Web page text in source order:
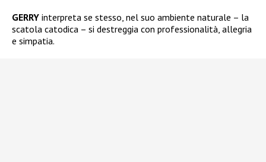
GERRY interpreta se stesso, nel suo ambiente naturale – la
scatola catodica – si destreggia con professionalità, allegria
e simpatia.